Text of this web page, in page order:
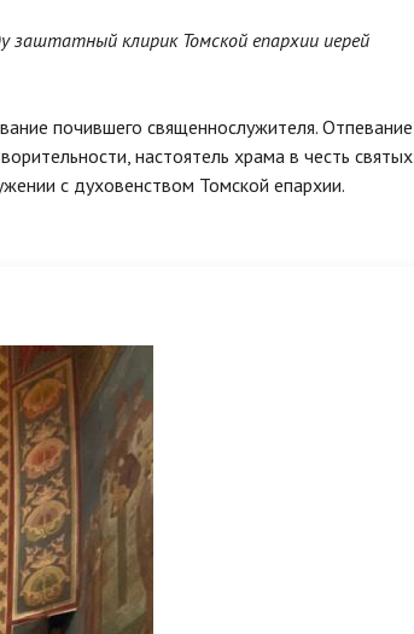
заштатный клирик Томской епархии иерей
почившего священнослужителя. Отпевание
настоятель храма в честь святых
с духовенством Томской епархии.